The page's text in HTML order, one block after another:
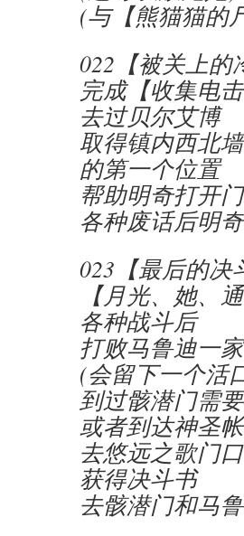
(与【熊猫猫的
022【被关上的
完成【收集电
去过贝尔艾博
取得镇内西北
的第一个位置
帮助明奇打开
各种废话后明
023【最后的决
【月光、她、
各种战斗后
打败马鲁迪一家
(会留下一个活
到过骸潜门需
或者到达神圣
去悠远之歌门
获得决斗书
去骸潜门和马